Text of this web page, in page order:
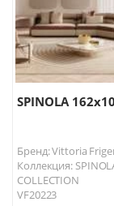
SPINOLA
Бренд: Vittoria
Коллекция:
COLLECTION
VF20223